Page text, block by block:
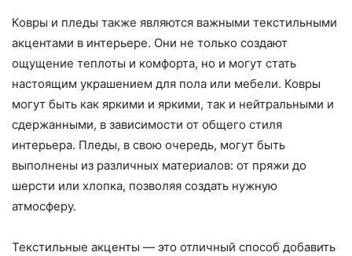
Ковры и пледы также являются важными текстильными
акцентами в интерьере. Они не только создают
ощущение теплоты и комфорта, но и могут стать
настоящим украшением для пола или мебели. Ковры
могут быть как яркими и яркими, так и нейтральными и
сдержанными, в зависимости от общего стиля
интерьера. Пледы, в свою очередь, могут быть
выполнены из различных материалов: от пряжи до
шерсти или хлопка, позволяя создать нужную
атмосферу.
Текстильные акценты — это отличный способ добавить